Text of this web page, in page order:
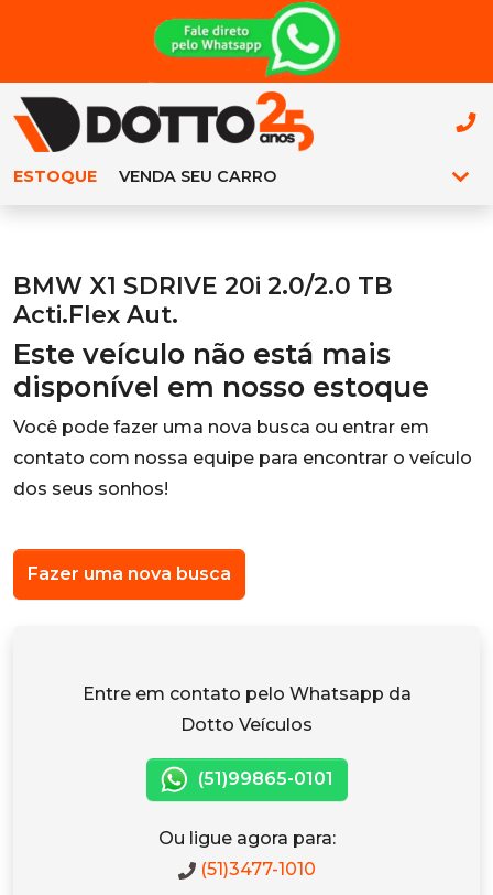
ESTOQUE VENDA SEU CARRO
BMW X1 SDRIVE 20i 2.0/2.0 TB
Acti.Flex Aut.
Este veículo não está mais
disponível em nosso estoque
Você pode fazer uma nova busca ou entrar em
contato com nossa equipe para encontrar o veículo
dos seus sonhos!
Fazer uma nova busca
Entre em contato pelo Whatsapp da
Dotto Veículos
(51)99865-0101
Ou ligue agora para:
(51)3477-1010